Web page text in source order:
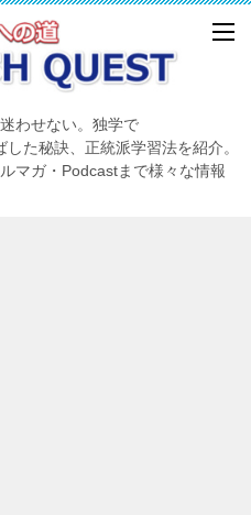
わせない。独学で
た秘訣、正統派学習法を紹介。
マガ・Podcastまで様々な情報